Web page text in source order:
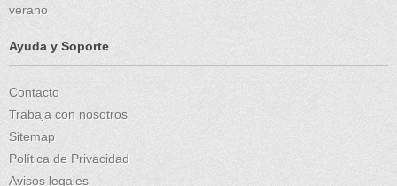
verano
Ayuda y Soporte
Contacto
Trabaja con nosotros
Sitemap
Política de Privacidad
Avisos legales